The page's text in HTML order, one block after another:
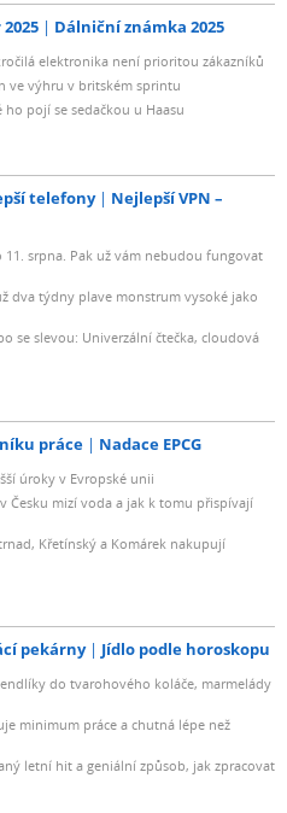
Dálniční známka 2025
elektronika není prioritou zákazníků
ve výhru v britském sprintu
pojí se sedačkou u Haasu
telefony
Nejlepší VPN –
srpna. Pak už vám nebudou fungovat
dva týdny plave monstrum vysoké jako
se slevou: Univerzální čtečka, cloudová
práce Nadace EPCG
úroky v Evropské unii
Česku mizí voda a jak k tomu přispívají
Křetínský a Komárek nakupují
pekárny Jídlo podle horoskopu
do tvarohového koláče, marmelády
minimum práce a chutná lépe než
letní hit a geniální způsob, jak zpracovat